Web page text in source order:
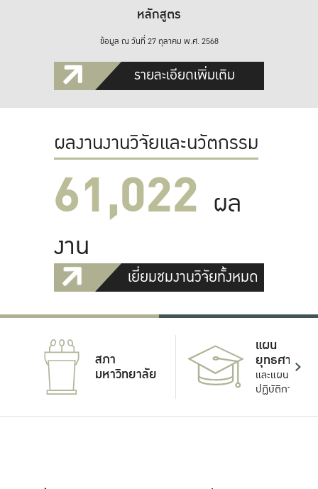
หลักสูตร
ข้อมูล ณ วันที่ 27 ตุลาคม พ.ศ. 2568
รายละเอียดเพิ่มเติม
ผลงานงานวิจัยและนวัตกรรม
61,022 ผล
งาน
เยี่ยมชมงานวิจัยทั้งหมด
สภา
มหาวิทยาลัย
แผน
ยุทธศาสตร์
และแผน
ปฏิบัติการ